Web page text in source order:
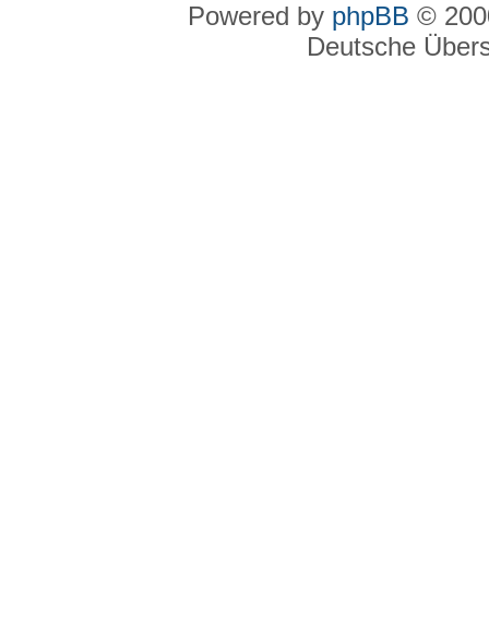
Powered by phpBB ©
Deutsche